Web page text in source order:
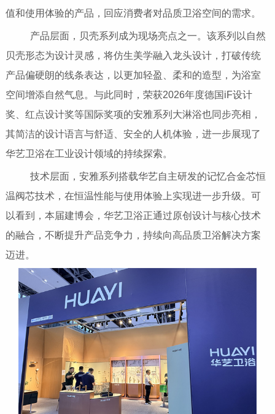
值和使用体验的产品，回应消费者对品质卫浴空间的需求。
产品层面，贝壳系列成为现场亮点之一。该系列以自然
贝壳形态为设计灵感，将仿生美学融入龙头设计，打破传统
产品偏硬朗的线条表达，以更加轻盈、柔和的造型，为浴室
空间增添自然气息。与此同时，荣获2026年度德国iF设计
奖、红点设计奖等国际奖项的安雅系列大淋浴也同步亮相，
其简洁的设计语言与舒适、安全的人机体验，进一步展现了
华艺卫浴在工业设计领域的持续探索。
技术层面，安雅系列搭载华艺自主研发的记忆合金芯恒
温阀芯技术，在恒温性能与使用体验上实现进一步升级。可
以看到，本届建博会，华艺卫浴正通过原创设计与核心技术
的融合，不断提升产品竞争力，持续向高品质卫浴解决方案
迈进。